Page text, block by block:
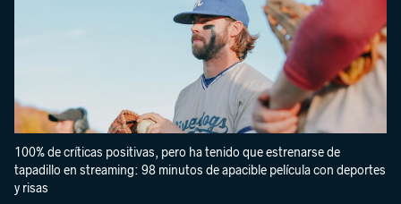
100% de críticas positivas, pero ha tenido que estrenarse de
tapadillo en streaming: 98 minutos de apacible película con deportes
y risas